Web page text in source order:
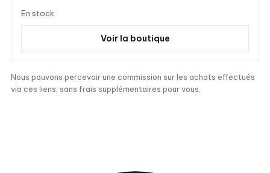
En stock
Voir la boutique
Nous pouvons percevoir une commission sur les achats effectués
via ces liens, sans frais supplémentaires pour vous.